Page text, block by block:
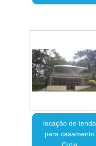
locação de tenda
para casamento